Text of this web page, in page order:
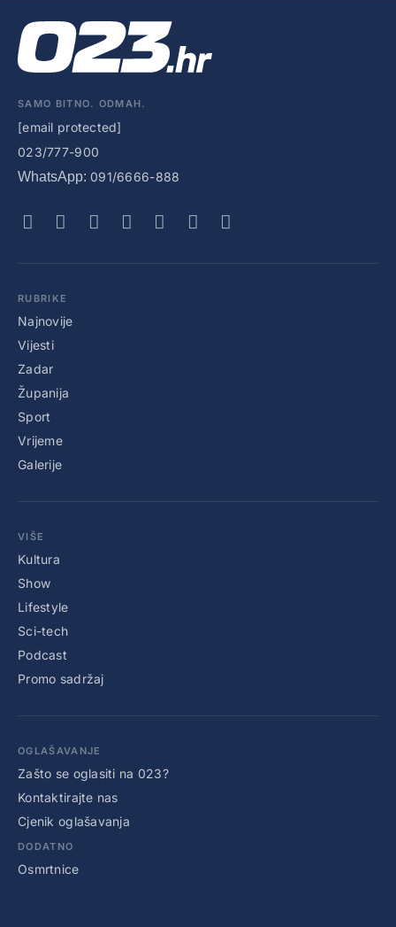
SAMO BITNO. ODMAH.
[email protected]
023/777-900
WhatsApp: 091/6666-888
RUBRIKE
Najnovije
Vijesti
Zadar
Županija
Sport
Vrijeme
Galerije
VIŠE
Kultura
Show
Lifestyle
Sci-tech
Podcast
Promo sadržaj
OGLAŠAVANJE
Zašto se oglasiti na 023?
Kontaktirajte nas
Cjenik oglašavanja
DODATNO
Osmrtnice